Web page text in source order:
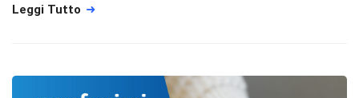
Leggi Tutto